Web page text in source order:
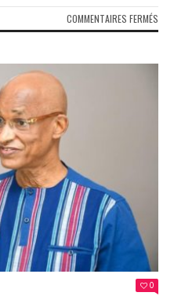
COMMENTAIRES FERMÉS
DE
0